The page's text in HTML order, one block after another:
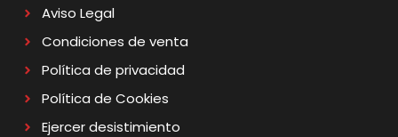
Aviso Legal
Condiciones de venta
Política de privacidad
Política de Cookies
Ejercer desistimiento